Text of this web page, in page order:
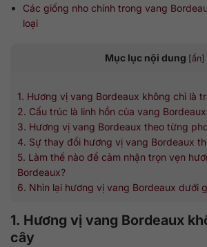
Các giống nho chính trong vang
loại
Mục lục nội dung [ẩn]
1. Hương vị vang Bordeaux không chỉ là
2. Cấu trúc là linh hồn của vang Bordeaux
3. Hương vị vang Bordeaux theo từng
4. Sự thay đổi hương vị vang Bordeaux
5. Làm thế nào để cảm nhận trọn vẹn
Bordeaux?
6. Nhìn lại hương vị vang Bordeaux dưới
1. Hương vị vang Bordeaux
cây